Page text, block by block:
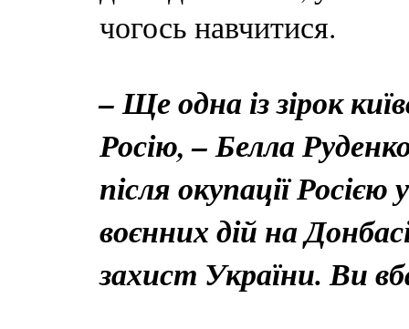
чогось навчитися.
– Ще одна із зірок
Росію, – Белла
після окупації
воєнних дій на
захист України. Ви